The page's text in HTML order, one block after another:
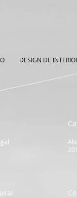
DESIGN DE